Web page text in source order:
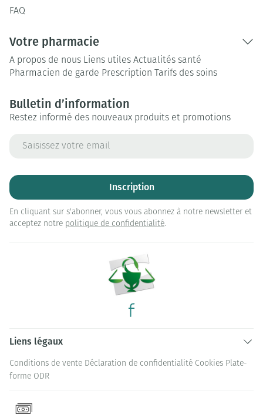
FAQ
Votre pharmacie
A propos de nous Liens utiles Actualités santé
Pharmacien de garde Prescription Tarifs des soins
Bulletin d’information
Restez informé des nouveaux produits et promotions
Inscription
En cliquant sur s'abonner, vous vous abonnez à notre newsletter et
acceptez notre politique de confidentialité.
Liens légaux
Conditions de vente Déclaration de confidentialité Cookies Plate-
forme ODR